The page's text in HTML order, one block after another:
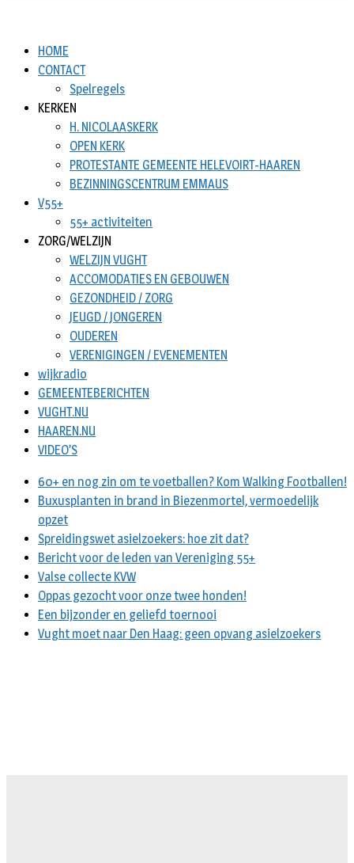
HOME
CONTACT
Spelregels
KERKEN
H. NICOLAASKERK
OPEN KERK
PROTESTANTE GEMEENTE HELEVOIRT-HAAREN
BEZINNINGSCENTRUM EMMAUS
V55+
55+ activiteiten
ZORG/WELZIJN
WELZIJN VUGHT
ACCOMODATIES EN GEBOUWEN
GEZONDHEID / ZORG
JEUGD / JONGEREN
OUDEREN
VERENIGINGEN / EVENEMENTEN
wijkradio
GEMEENTEBERICHTEN
VUGHT.NU
HAAREN.NU
VIDEO’S
60+ en nog zin om te voetballen? Kom Walking Footballen!
Buxusplanten in brand in Biezenmortel, vermoedelijk
opzet
Spreidingswet asielzoekers: hoe zit dat?
Bericht voor de leden van Vereniging 55+
Valse collecte KVW
Oppas gezocht voor onze twee honden!
Een bijzonder en geliefd toernooi
Vught moet naar Den Haag: geen opvang asielzoekers